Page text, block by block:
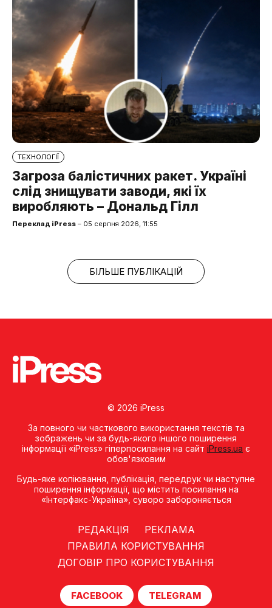
ТЕХНОЛОГІЇ
Загроза балістичних ракет. Україні
слід знищувати заводи, які їх
виробляють – Дональд Гілл
Переклад iPress – 05 серпня 2026, 11:55
БІЛЬШЕ ПУБЛІКАЦІЙ
© 2026 iPress
За повного чи часткового використання текстів та
зображень чи за будь-якого іншого поширення
інформації «iPress» гіперпосилання на сайт iPress.ua є
обов'язковим
Будь-яке копiювання, публiкацiя, передрук чи наступне
поширення iнформацiї, що мiстить посилання на
«Iнтерфакс-Україна», суворо забороняється
РЕДАКЦІЯ
РЕКЛАМА
ПРАВИЛА КОРИСТУВАННЯ
ДОГОВІР ПРО КОРИСТУВАННЯ
FACEBOOK TELEGRAM